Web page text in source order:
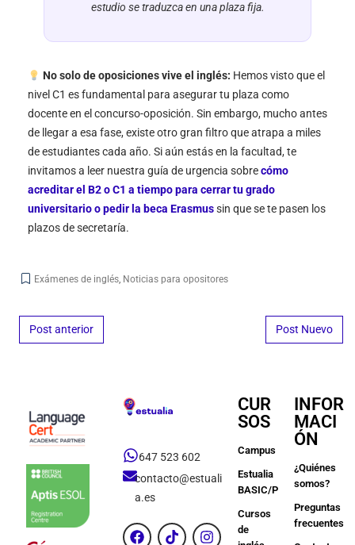
estudio se traduzca en una plaza fija.
No solo de oposiciones vive el inglés: Hemos visto que el
nivel C1 es fundamental para asegurar tu plaza como
docente en el concurso-oposición. Sin embargo, mucho antes
de llegar a esa fase, existe otro gran filtro que atrapa a miles
de estudiantes cada año. Si aún estás en la facultad, te
invitamos a leer nuestra guía de urgencia sobrecómo
acreditar el B2 o C1 a tiempo para cerrar tu grado
universitario o pedir la beca Erasmussin que se te pasen los
plazos de secretaría.
Exámenes de inglés, Noticias para opositores
Post navigation
Post anterior Post Nuevo
647 523 602
contacto@estuali
a.es
CUR
SOS
Campus
Estualia
BASIC/PREMIUM
Cursos
de
INFOR
MACI
ÓN
¿Quiénes
somos?
Preguntas
frecuentes